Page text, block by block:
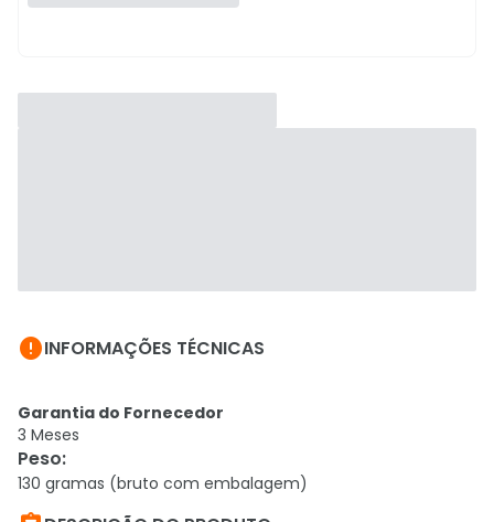
INFORMAÇÕES TÉCNICAS
Garantia do Fornecedor
3 Meses
Peso:
130 gramas (bruto com embalagem)